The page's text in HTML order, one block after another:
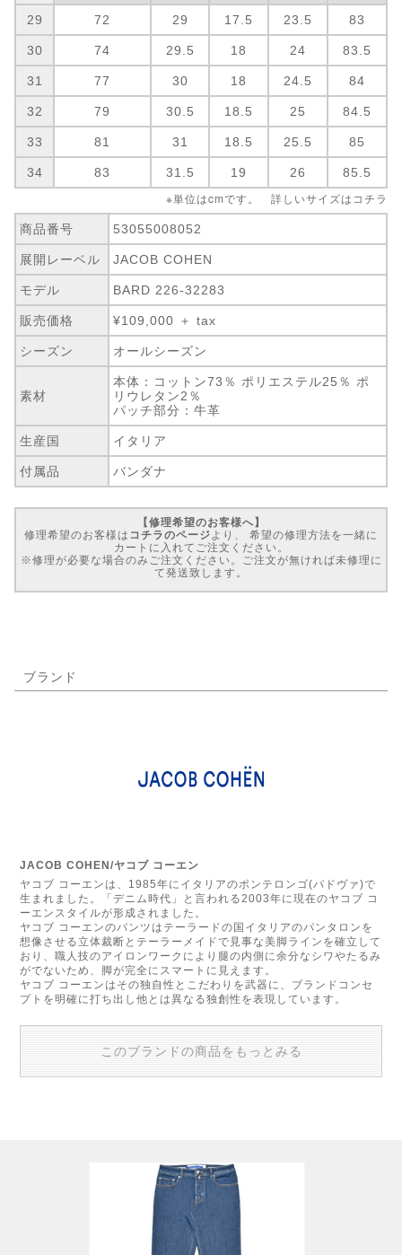
29 72 29 17.5 23.5 83
30 74 29.5 18 24 83.5
31 77 30 18 24.5 84
32 79 30.5 18.5 25 84.5
33 81 31 18.5 25.5 85
34 83 31.5 19 26 85.5
※単位はcmです。 詳しいサイズは コチラ
商品番号 53055008052
展開レーベル JACOB COHEN
モデル BARD 226-32283
販売価格 ¥109,000 ＋ tax
シーズン オールシーズン
素材
本体：コットン73％ ポリエステル25％ ポ
リウレタン2％
パッチ部分：牛革
生産国 イタリア
付属品 バンダナ
【修理希望のお客様へ】
修理希望のお客様は コチラのページ より、 希望の修理方法を一緒に
カートに入れてご注文ください。
※修理が必要な場合のみご注文ください。ご注文が無ければ未修理に
て発送致します。
ブランド
JACOB COHEN/ヤコブ コーエン
ヤコブ コーエンは、1985年にイタリアのポンテロンゴ(パドヴァ)で
生まれました。「デニム時代」と言われる2003年に現在のヤコブ コ
ーエンスタイルが形成されました。
ヤコブ コーエンのパンツはテーラードの国イタリアのパンタロンを
想像させる立体裁断とテーラーメイドで見事な美脚ラインを確立して
おり、職人技のアイロンワークにより腿の内側に余分なシワやたるみ
がでないため、脚が完全にスマートに見えます。
ヤコブ コーエンはその独自性とこだわりを武器に、ブランドコンセ
プトを明確に打ち出し他とは異なる独創性を表現しています。
このブランドの商品をもっとみる